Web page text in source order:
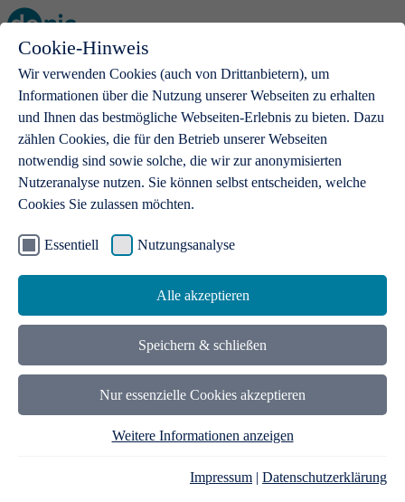
Cookie-Hinweis
Wir verwenden Cookies (auch von Drittanbietern), um
Informationen über die Nutzung unserer Webseiten zu erhalten
und Ihnen das bestmögliche Webseiten-Erlebnis zu bieten. Dazu
zählen Cookies, die für den Betrieb unserer Webseiten
notwendig sind sowie solche, die wir zur anonymisierten
Nutzeranalyse nutzen. Sie können selbst entscheiden, welche
Cookies Sie zulassen möchten.
Essentiell Nutzungsanalyse
Alle akzeptieren
Speichern & schließen
Nur essenzielle Cookies akzeptieren
Weitere Informationen anzeigen
Impressum | Datenschutzerklärung
Open main menu
.de-Domains
Mit einer .de-Domain erhalten Ideen eine Bühne